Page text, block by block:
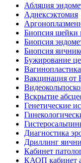
Абляция
Аднексэктомия
Биопсия шейки
Биопсия
Биопсия
Бужирование
Вакцинация
Вскрытие
Генетические
Диагностика
Дриллинг
Кабинет
КАОП кабинет